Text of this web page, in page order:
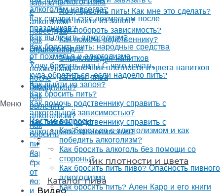
завязать
с
алкоголем
навсегда?
Как
справиться
с
похмельем
после
праздников?
Как
вылечить
алкоголизм?
Как
бросить
пить:
народные
средства
от
похмелья
и
алкоголем навсегда?
Как справиться с похмельем после
праздников?
Как вылечить алкоголизм?
Как бросить пить: народные средства
от похмелья и алкоголизма
Хочу бросить пить! С чего начать,
куда обратиться, если надоело пить?
Как выйти из запоя?
Как бросить пить?
Как помочь родственнику справить с
алкогольной зависимостью?
Как помочь родственнику справить с
алкогольной зависимостью?
Энциклопедия
Энциклопедия напитков
Справочник плотности и цвета
напитков
Каталог пива
Видео
Хочу бросить пить! Как мне это сделать?
Как выйти из запоя?
Как побороть зависимость?
Как помочь родственнику?
Энциклопедия
Энциклопедия напитков
Справочник плотности и цвета напитков
Каталог пива
Видео
Меню
Частые вопросы
Как бороться с алкоголизмом и как
победить алкоголизм?
Как бросить алкоголь без помощи со
стороны?
Как бросить пить пиво? Опасность пивного
алкоголизма
Как бросить пить? Ален Карр и его книги